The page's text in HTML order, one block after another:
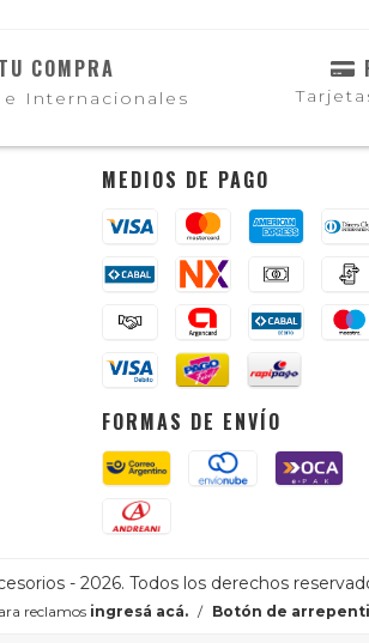
COMPRA
Internacionales
MEDIOS DE PAGO
FORMAS DE ENVÍO
- 2026. Todos los derechos
reclamos ingresá acá. / Botón de